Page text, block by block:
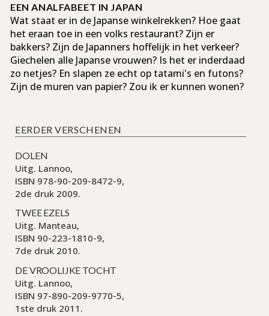
EEN ANALFABEET IN JAPAN
Wat staat er in de Japanse winkel­rekken? Hoe gaat
het eraan toe in een volks res­taurant? Zijn er
bakkers? Zijn de Japanners hoffe­lijk in het ver­keer?
Giechelen alle Japanse vrouwen? Is het er inder­daad
zo netjes? En slapen ze echt op tatami's en futons?
Zijn de muren van pa­pier? Zou ik er kunnen wonen?
EERDER VERSCHENEN
DOLEN
Uitg. Lannoo,
ISBN 978-90-209-8472-9,
2de druk 2009.
TWEE EZELS
Uitg. Manteau,
ISBN 90-223-1810-9,
7de druk 2010.
DE VROOLIJKE TOCHT
Uitg. Lannoo,
ISBN 97-890-209-9770-5,
1ste druk 2011.